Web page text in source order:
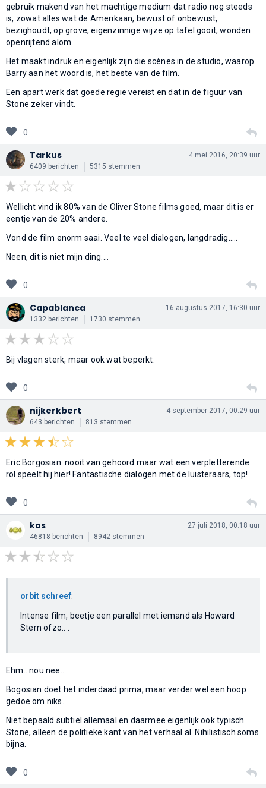
gebruik makend van het machtige medium dat radio nog steeds
is, zowat alles wat de Amerikaan, bewust of onbewust,
bezighoudt, op grove, eigenzinnige wijze op tafel gooit, wonden
openrijtend alom.
Het maakt indruk en eigenlijk zijn die scènes in de studio, waarop
Barry aan het woord is, het beste van de film.
Een apart werk dat goede regie vereist en dat in de figuur van
Stone zeker vindt.
0
Tarkus
6409 berichten 5315 stemmen
4 mei 2016, 20:39 uur
Wellicht vind ik 80% van de Oliver Stone films goed, maar dit is er
eentje van de 20% andere.
Vond de film enorm saai. Veel te veel dialogen, langdradig.....
Neen, dit is niet mijn ding....
0
Capablanca
1332 berichten 1730 stemmen
16 augustus 2017, 16:30 uur
Bij vlagen sterk, maar ook wat beperkt.
0
nijkerkbert
643 berichten 813 stemmen
4 september 2017, 00:29 uur
Eric Borgosian: nooit van gehoord maar wat een verpletterende
rol speelt hij hier! Fantastische dialogen met de luisteraars, top!
0
kos
46818 berichten 8942 stemmen
27 juli 2018, 00:18 uur
orbit schreef:
Intense film, beetje een parallel met iemand als Howard
Stern ofzo.. .
Ehm.. nou nee..
Bogosian doet het inderdaad prima, maar verder wel een hoop
gedoe om niks.
Niet bepaald subtiel allemaal en daarmee eigenlijk ook typisch
Stone, alleen de politieke kant van het verhaal al. Nihilistisch soms
bijna.
0